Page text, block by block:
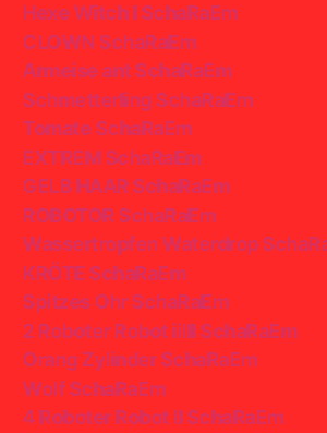
Hexe Witch I SchaRaEm
CLOWN SchaRaEm
Armeise ant SchaRaEm
Schmetterling SchaRaEm
Tomate SchaRaEm
EXTREM SchaRaEm
GELB HAAR SchaRaEm
ROBOTOR SchaRaEm
Wassertropfen Waterdrop
KRÖTE SchaRaEm
Spitzes Ohr SchaRaEm
2 Roboter Robot iiIII SchaRaEm
Orang Zylinder SchaRaEm
Wolf SchaRaEm
4 Roboter Robot II SchaRaEm